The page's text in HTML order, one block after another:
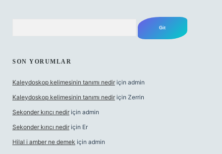
SON YORUMLAR
Kaleydoskop kelimesinin tanımı nedir için admin
Kaleydoskop kelimesinin tanımı nedir için Zerrin
Sekonder kırıcı nedir için admin
Sekonder kırıcı nedir için Er
Hilal i amber ne demek için admin